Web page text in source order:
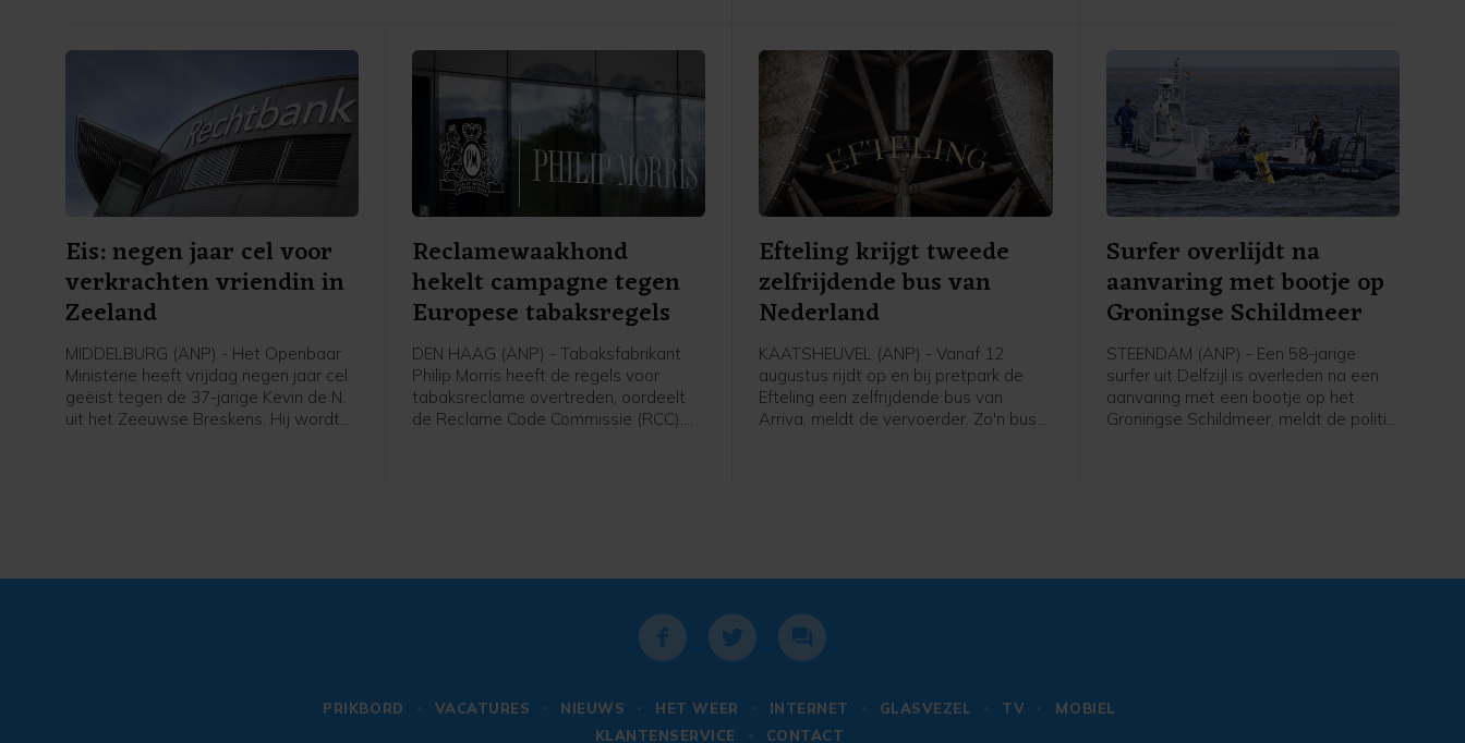
Eis: negen jaar cel voor
verkrachten vriendin in
Zeeland
MIDDELBURG (ANP) - Het Openbaar
Ministerie heeft vrijdag negen jaar cel
geëist tegen de 37-jarige Kevin de N.
uit het Zeeuwse Breskens. Hij wordt
Reclamewaakhond
hekelt campagne tegen
Europese tabaksregels
DEN HAAG (ANP) - Tabaksfabrikant
Philip Morris heeft de regels voor
tabaksreclame overtreden, oordeelt
de Reclame Code Commissie (RCC),
Efteling krijgt tweede
zelfrijdende bus van
Nederland
KAATSHEUVEL (ANP) - Vanaf 12
augustus rijdt op en bij pretpark de
Efteling een zelfrijdende bus van
Arriva, meldt de vervoerder. Zo'n bus
Surfer overlijdt na
aanvaring met bootje op
Groningse Schildmeer
STEENDAM (ANP) - Een 58-jarige
surfer uit Delfzijl is overleden na een
aanvaring met een bootje op het
Groningse Schildmeer, meldt de politie.
PRIKBORD VACATURES NIEUWS HET WEER INTERNET GLASVEZEL TV
MOBIEL
KLANTENSERVICE
CONTACT